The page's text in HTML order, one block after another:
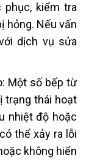
phục, kiểm tra
hỏng. Nếu vấn
dịch vụ sửa
Một số bếp từ
trạng thái hoạt
nhiệt độ hoặc
thể xảy ra lỗi
không hiển